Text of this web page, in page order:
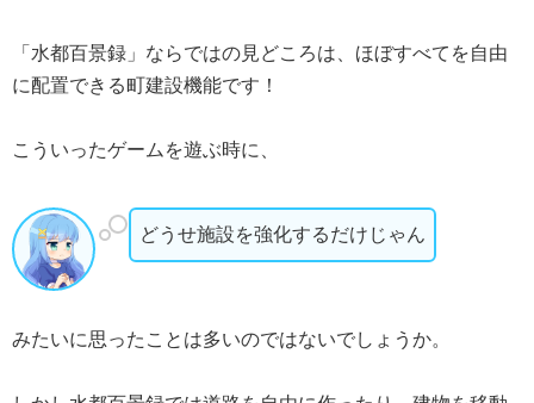
「水都百景録」ならではの見どころは、ほぼすべてを自由
に配置できる町建設機能です！
こういったゲームを遊ぶ時に、
どうせ施設を強化するだけじゃん
みたいに思ったことは多いのではないでしょうか。